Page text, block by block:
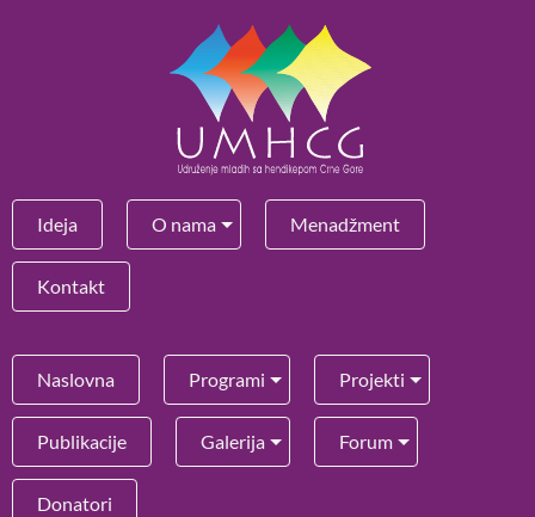
Ideja O nama Menadžment
Kontakt
Naslovna Programi Projekti
Publikacije Galerija Forum
Donatori